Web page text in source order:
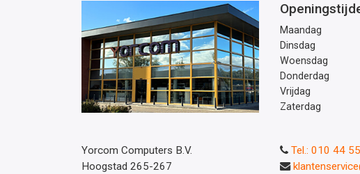
Maandag
Dinsdag
Woensdag
Donderdag
Vrijdag
Zaterdag
Yorcom Computers B.V.
Hoogstad 265-267
Tel.: 010 44